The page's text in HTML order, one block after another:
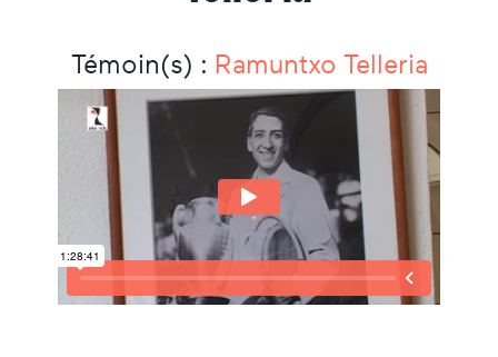
Témoin(s) : Ramuntxo Telleria